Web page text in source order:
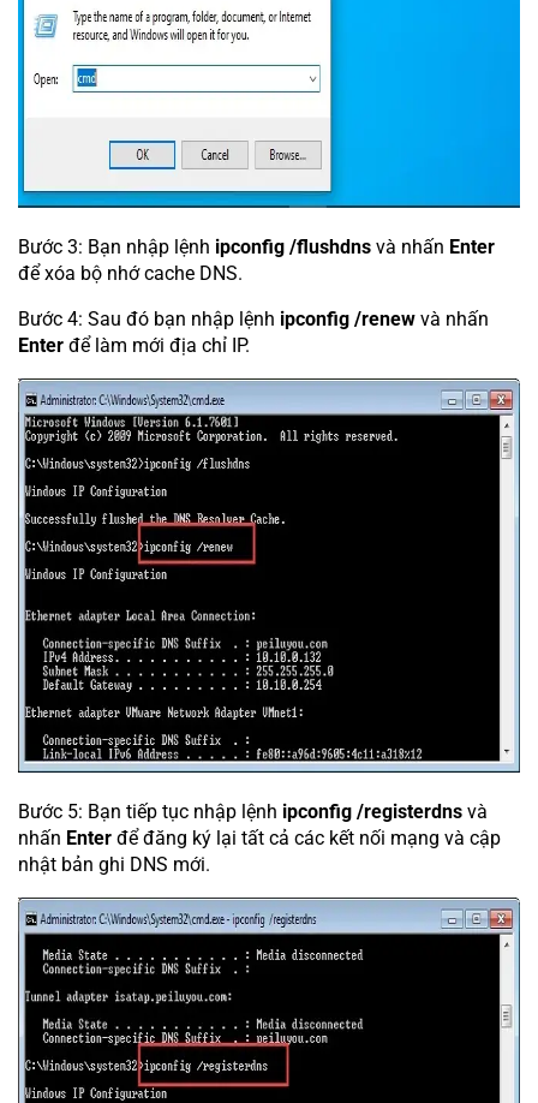
Bước 3: Bạn nhập lệnh ipconfig /flushdns và nhấn Enter
để xóa bộ nhớ cache DNS.
Bước 4: Sau đó bạn nhập lệnh ipconfig /renew và nhấn
Enter để làm mới địa chỉ IP.
Bước 5: Bạn tiếp tục nhập lệnh ipconfig /registerdns và
nhấn Enter để đăng ký lại tất cả các kết nối mạng và cập
nhật bản ghi DNS mới.